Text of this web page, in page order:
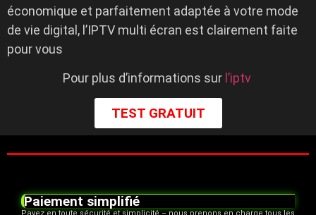
économique et parfaitement adaptée à votre mode
de vie digital, l’IPTV multi écran est clairement faite
pour vous
Pour plus d’informations sur l’iptv
TEST GRATUIT
Paiement simplifié